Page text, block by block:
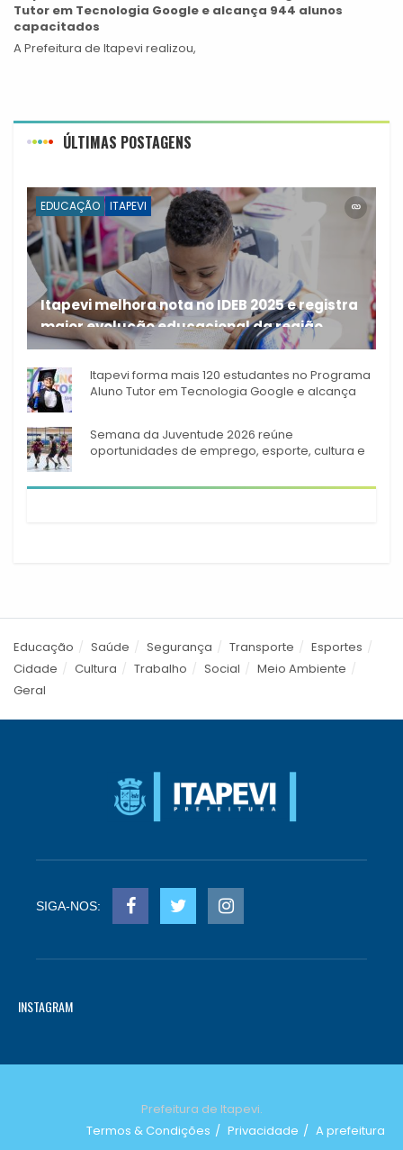
Tutor em Tecnologia Google e alcança 944 alunos
capacitados
A Prefeitura de Itapevi realizou,
ÚLTIMAS POSTAGENS
EDUCAÇÃO ITAPEVI
Itapevi melhora nota no IDEB 2025 e registra
maior evolução educacional da região
A rede municipal de ensino
Itapevi forma mais 120 estudantes no Programa
Aluno Tutor em Tecnologia Google e alcança
Semana da Juventude 2026 reúne
oportunidades de emprego, esporte, cultura e
Educação Saúde Segurança Transporte
Esportes
Cidade
Cultura Trabalho Social
Meio Ambiente
Geral
SIGA-NOS:
INSTAGRAM
Prefeitura de Itapevi.
Termos & Condições
Privacidade A prefeitura